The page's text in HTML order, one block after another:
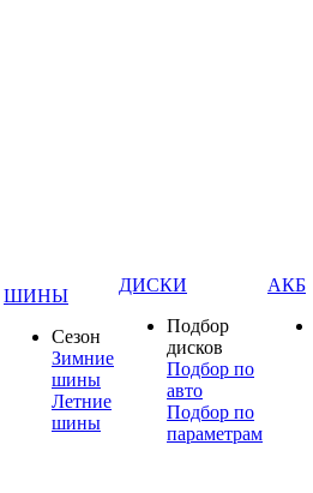
ШИНЫ
Сезон
Зимние
шины
Летние
шины
ДИСКИ
Подбор
дисков
Подбор по
авто
Подбор по
параметрам
АКБ